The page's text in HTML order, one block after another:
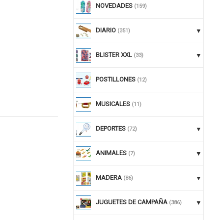
NOVEDADES (159)
DIARIO (351)
BLISTER XXL (33)
POSTILLONES (12)
MUSICALES (11)
DEPORTES (72)
ANIMALES (7)
MADERA (86)
JUGUETES DE CAMPAÑA (386)